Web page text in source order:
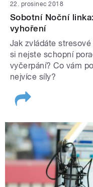
22. prosinec 2018
Sobotní Noční
vyhoření
Jak zvládáte
si nejste schopní
vyčerpání? Co vám
nejvíce síly?